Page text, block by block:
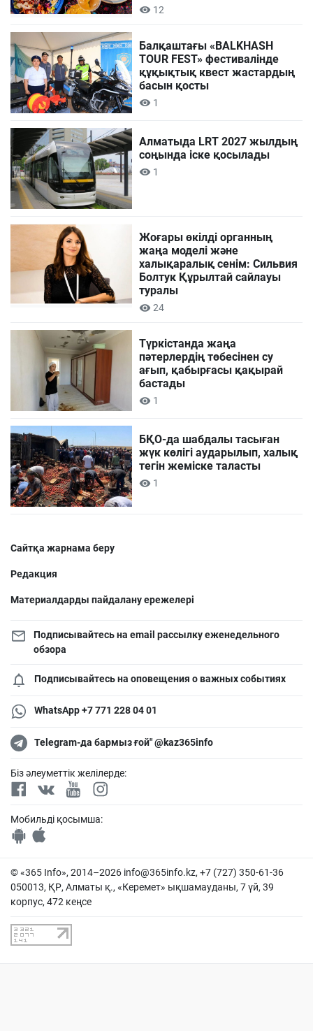
12
Балқаштағы «BALKHASH
TOUR FEST» фестивалінде
құқықтық квест жастардың
басын қосты
1
Алматыда LRT 2027 жылдың
соңында іске қосылады
1
Жоғары өкілді органның
жаңа моделі және
халықаралық сенім: Сильвия
Болтук Құрылтай сайлауы
туралы
24
Түркістанда жаңа
пәтерлердің төбесінен су
ағып, қабырғасы қақырай
бастады
1
БҚО-да шабдалы тасыған
жүк көлігі аударылып, халық
тегін жеміске таласты
1
Сайтқа жарнама беру
Редакция
Материалдарды пайдалану ережелері
Подписывайтесь на email рассылку еженедельного
обзора
Подписывайтесь на оповещения о важных событиях
WhatsApp +7 771 228 04 01
Telegram-да бармыз ғой" @kaz365info
Біз әлеуметтік желілерде:
Мобильді қосымша:
© «365 Info», 2014–2026 info@365info.kz, +7 (727) 350-61-36
050013, ҚР, Алматы қ., «Керемет» ықшамауданы, 7 үй, 39
корпус, 472 кеңсе